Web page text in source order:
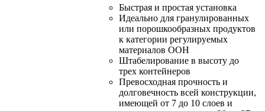
Быстрая и простая установка
Идеально для гранулированных
или порошкообразных продуктов
к категории регулируемых
материалов ООН
Штабелирование в высоту до
трех контейнеров
Превосходная прочность и
долговечность всей конструкции,
имеющей от 7 до 10 слоев и